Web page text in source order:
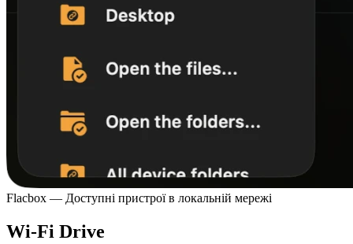
Flacbox — Доступні пристрої в локальній мережі
Wi-Fi Drive